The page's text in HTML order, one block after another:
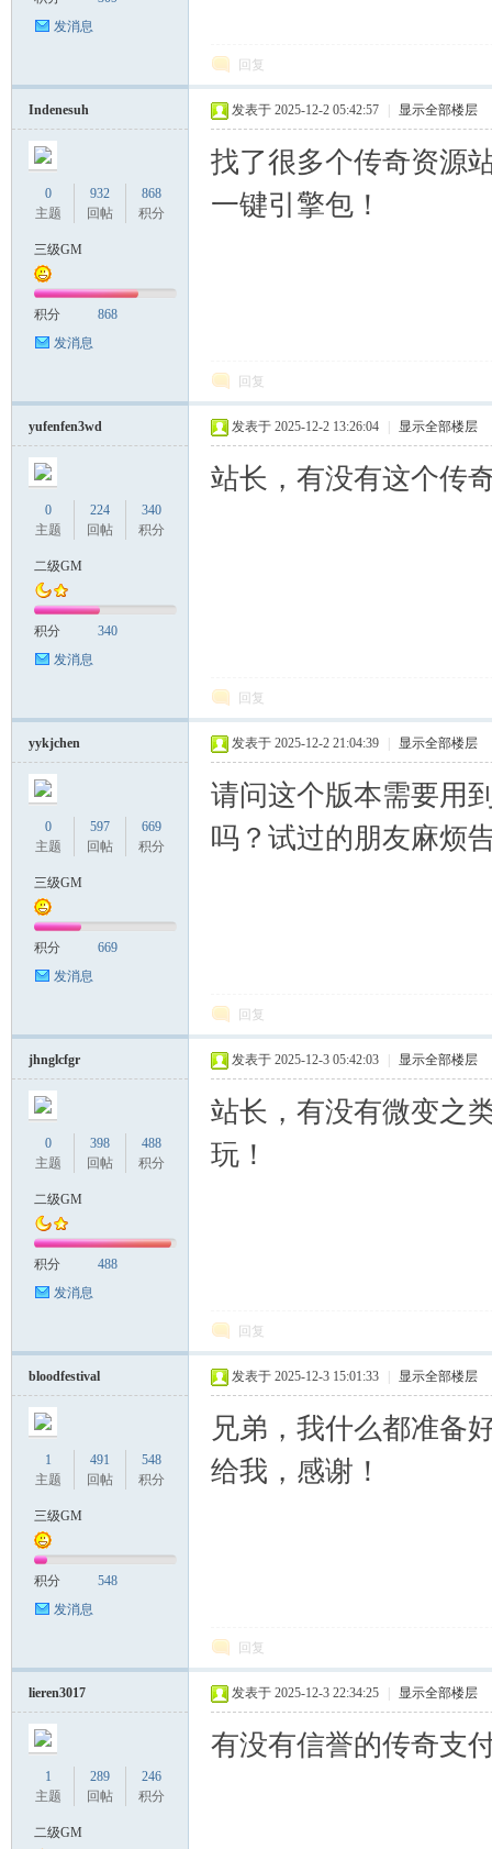
发消息
回复
Indenesuh
0
主题
932
回帖
868
积分
三级GM
积分
868
发消息
发表于 2025-12-2 05:42:57 显示全部楼层
找了很多个传奇资源
一键引擎包！
回复
yufenfen3wd
0
主题
224
回帖
340
积分
二级GM
积分
340
发消息
发表于 2025-12-2 13:26:04 显示全部楼层
站长，有没有这个传
回复
yykjchen
0
主题
597
回帖
669
积分
三级GM
积分
669
发消息
发表于 2025-12-2 21:04:39 显示全部楼层
请问这个版本需要用
吗？试过的朋友麻烦
回复
jhnglcfgr
0
主题
398
回帖
488
积分
二级GM
积分
488
发消息
发表于 2025-12-3 05:42:03 显示全部楼层
站长，有没有微变之
玩！
回复
bloodfestival
1
主题
491
回帖
548
积分
三级GM
积分
548
发消息
发表于 2025-12-3 15:01:33 显示全部楼层
兄弟，我什么都准备
给我，感谢！
回复
lieren3017
1
主题
289
回帖
246
积分
二级GM
发表于 2025-12-3 22:34:25 显示全部楼层
有没有信誉的传奇支